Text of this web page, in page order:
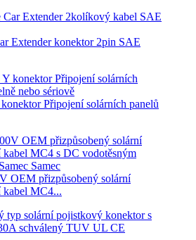
Extender konektor 2pin SAE
Připojení solárních panelů
OEM přizpůsobený solární
kabel MC4...